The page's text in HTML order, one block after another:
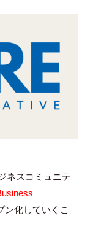
ネスコミュニテ
ン化していくこ